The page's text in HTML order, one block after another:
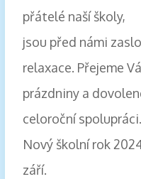
přátelé naší školy,
jsou před námi
relaxace. Přejeme
prázdniny a
celoroční spolupráci.
Nový školní rok
září.